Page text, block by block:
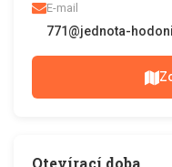
E-mail
771@jednota-
Otevírací doba